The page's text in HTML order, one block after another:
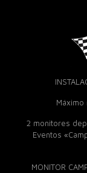
2 monitores
Eventos
MONITOR